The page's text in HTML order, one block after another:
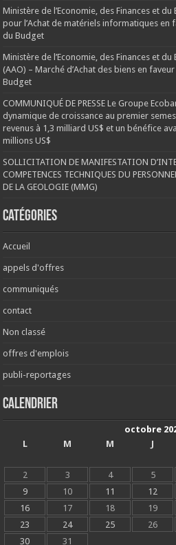
Ministère de l’Economie, des Finances et
pour l’Achat de matériels informatiques en
du Budget
Ministère de l’Economie, des Finances et
(AAO) – Marché d’Achat des biens en
Budget
COMMUNIQUÉ DE PRESSE Le Groupe
dynamique de croissance au premier
revenus à 1,3 milliard US$ et un bénéfice
millions US$
SOLLICITATION DE MANIFESTATION
COMPETENCES TECHNIQUES DU
DE LA GEOLOGIE (MMG)
Catégories
Accueil
appels d'offres
communiqués
contact
Non classé
offres d'emplois
publi-reportages
Calendrier
octobre
L
M M J
2
3 4 5
9
10 11 12
16
17 18 19
23
24 25 26
30
31